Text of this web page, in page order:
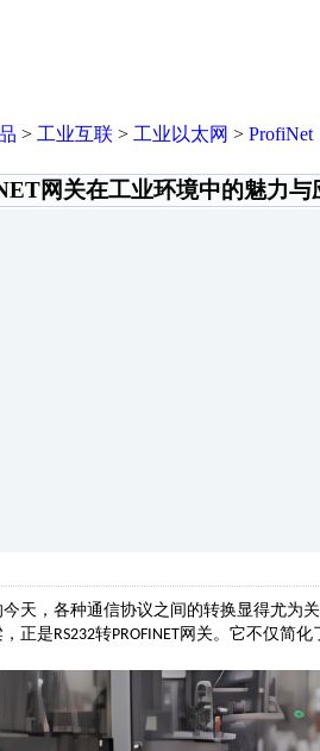
> 工业互联 > 工业以太网 > ProfiNet
网关在工业环境中的魅力与
天，各种通信协议之间的转换显得尤为
正是RS232转PROFINET网关。它不仅简